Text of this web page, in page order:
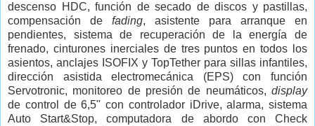
descenso HDC, función de secado de discos y pastillas,
compensación de fading, asistente para arranque en
pendientes, sistema de recuperación de la energía de
frenado, cinturones inerciales de tres puntos en todos los
asientos, anclajes ISOFIX y TopTether para sillas infantiles,
dirección asistida electromecánica (EPS) con función
Servotronic, monitoreo de presión de neumáticos, display
de control de 6,5" con controlador iDrive, alarma, sistema
Auto Start&Stop, computadora de abordo con Check